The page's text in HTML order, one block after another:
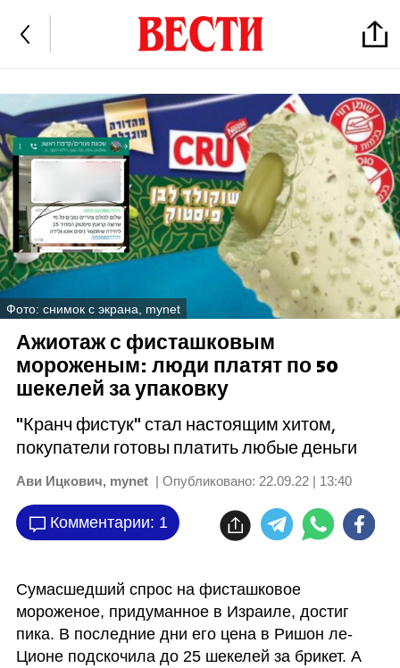
Фото: снимок с экрана, mynet
Ажиотаж с фисташковым
мороженым: люди платят по 50
шекелей за упаковку
"Кранч фистук" стал настоящим хитом,
покупатели готовы платить любые деньги
Ави Ицкович, mynet | Опубликовано: 22.09.22 | 13:40
Комментарии: 1
Сумасшедший спрос на фисташковое
мороженое, придуманное в Израиле, достиг
пика. В последние дни его цена в Ришон ле-
Ционе подскочила до 25 шекелей за брикет. А